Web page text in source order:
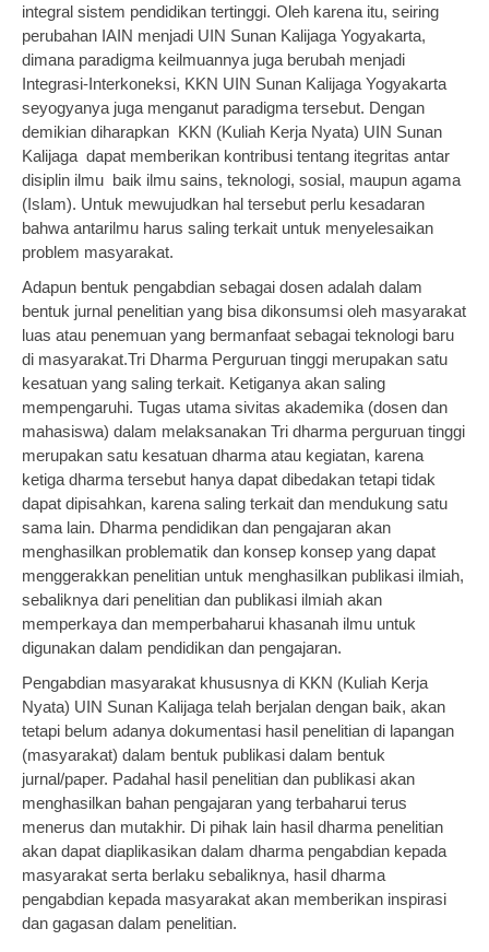
integral sistem pendidikan tertinggi. Oleh karena itu, seiring
perubahan IAIN menjadi UIN Sunan Kalijaga Yogyakarta,
dimana paradigma keilmuannya juga berubah menjadi
Integrasi-Interkoneksi, KKN UIN Sunan Kalijaga Yogyakarta
seyogyanya juga menganut paradigma tersebut. Dengan
demikian diharapkan KKN (Kuliah Kerja Nyata) UIN Sunan
Kalijaga dapat memberikan kontribusi tentang itegritas antar
disiplin ilmu baik ilmu sains, teknologi, sosial, maupun agama
(Islam). Untuk mewujudkan hal tersebut perlu kesadaran
bahwa antarilmu harus saling terkait untuk menyelesaikan
problem masyarakat.
Adapun bentuk pengabdian sebagai dosen adalah dalam
bentuk jurnal penelitian yang bisa dikonsumsi oleh masyarakat
luas atau penemuan yang bermanfaat sebagai teknologi baru
di masyarakat.Tri Dharma Perguruan tinggi merupakan satu
kesatuan yang saling terkait. Ketiganya akan saling
mempengaruhi. Tugas utama sivitas akademika (dosen dan
mahasiswa) dalam melaksanakan Tri dharma perguruan tinggi
merupakan satu kesatuan dharma atau kegiatan, karena
ketiga dharma tersebut hanya dapat dibedakan tetapi tidak
dapat dipisahkan, karena saling terkait dan mendukung satu
sama lain. Dharma pendidikan dan pengajaran akan
menghasilkan problematik dan konsep konsep yang dapat
menggerakkan penelitian untuk menghasilkan publikasi ilmiah,
sebaliknya dari penelitian dan publikasi ilmiah akan
memperkaya dan memperbaharui khasanah ilmu untuk
digunakan dalam pendidikan dan pengajaran.
Pengabdian masyarakat khususnya di KKN (Kuliah Kerja
Nyata) UIN Sunan Kalijaga telah berjalan dengan baik, akan
tetapi belum adanya dokumentasi hasil penelitian di lapangan
(masyarakat) dalam bentuk publikasi dalam bentuk
jurnal/paper. Padahal hasil penelitian dan publikasi akan
menghasilkan bahan pengajaran yang terbaharui terus
menerus dan mutakhir. Di pihak lain hasil dharma penelitian
akan dapat diaplikasikan dalam dharma pengabdian kepada
masyarakat serta berlaku sebaliknya, hasil dharma
pengabdian kepada masyarakat akan memberikan inspirasi
dan gagasan dalam penelitian.